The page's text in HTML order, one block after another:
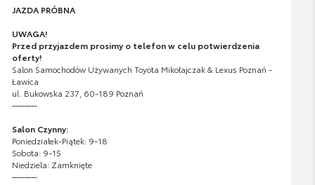
JAZDA PRÓBNA
UWAGA!
Przed przyjazdem prosimy o telefon w celu potwierdzenia
oferty!
Salon Samochodów Używanych Toyota Mikołajczak & Lexus Poznań -
Ławica
ul. Bukowska 237, 60-189 Poznań
────
Salon Czynny:
Poniedziałek-Piątek: 9-18
Sobota: 9-15
Niedziela: Zamknięte
────